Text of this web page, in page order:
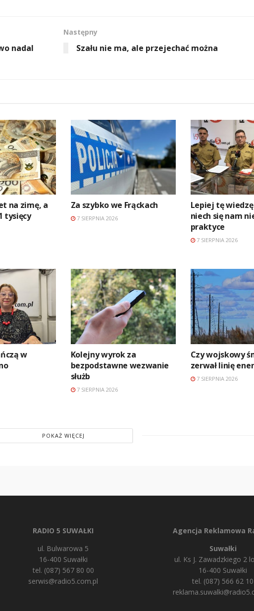
nadal
Następny
Szału nie ma, ale przejechać można
na zimę, a
tysięcy
Za szybko we Frąckach
7 SIERPNIA 2026
Lepiej tę
niech się nam
praktyce
7 SIERPNIA 2026
w
Kolejny wyrok za
bezpodstawne wezwanie
służb
7 SIERPNIA 2026
Czy wojskowy
zerwał linię
7 SIERPNIA 2026
POKAŻ WIĘCEJ
RADIO 5 SUWAŁKI
ul. Bulwarowa 5
16-400 Suwałki
tel. (087) 567 80 00
serwis@radio5.com.pl
Agencja Reklamowa
Suwałki
ul. Ks J. Zawadzkiego 2
16-400 Suwałki
tel. (087) 566 62 10